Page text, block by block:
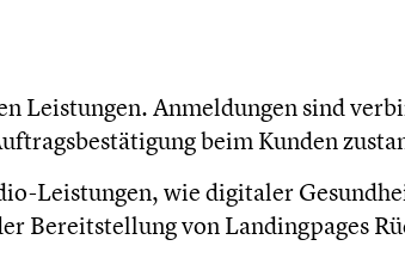
Leistungen. Anmeldungen sind
beim Kunden
Leistungen, wie digitaler
Bereitstellung von Landingpages